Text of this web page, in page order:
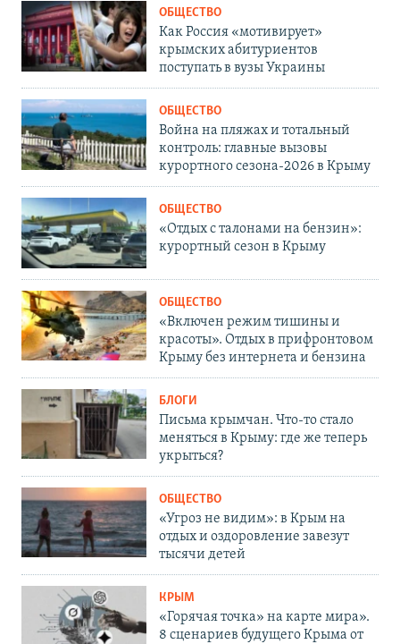
ОБЩЕСТВО
Как Россия «мотивирует»
крымских абитуриентов
поступать в вузы Украины
ОБЩЕСТВО
Война на пляжах и тотальный
контроль: главные вызовы
курортного сезона-2026 в Крыму
ОБЩЕСТВО
«Отдых с талонами на бензин»:
курортный сезон в Крыму
ОБЩЕСТВО
«Включен режим тишины и
красоты». Отдых в прифронтовом
Крыму без интернета и бензина
БЛОГИ
Письма крымчан. Что-то стало
меняться в Крыму: где же теперь
укрыться?
ОБЩЕСТВО
«Угроз не видим»: в Крым на
отдых и оздоровление завезут
тысячи детей
КРЫМ
«Горячая точка» на карте мира».
8 сценариев будущего Крыма от